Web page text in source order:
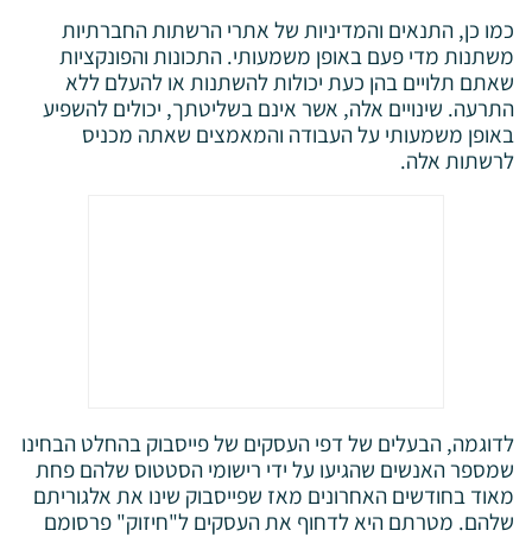
כמו כן, התנאים והמדיניות של אתרי הרשתות החברתיות
משתנות מדי פעם באופן משמעותי. התכונות והפונקציות
שאתם תלויים בהן כעת יכולות להשתנות או להעלם ללא
התרעה. שינויים אלה, אשר אינם בשליטתך, יכולים להשפיע
באופן משמעותי על העבודה והמאמצים שאתה מכניס
לרשתות אלה.
לדוגמה, הבעלים של דפי העסקים של פייסבוק בהחלט הבחינו
שמספר האנשים שהגיעו על ידי רישומי הסטטוס שלהם פחת
מאוד בחודשים האחרונים מאז שפייסבוק שינו את אלגוריתם
שלהם. מטרתם היא לדחוף את העסקים ל"חיזוק" פרסומם